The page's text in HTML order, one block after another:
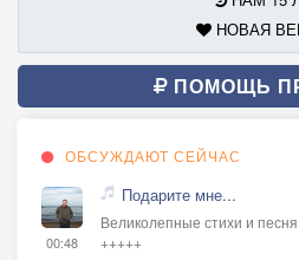
Смаж её там чем ни будь
Главное с собой взять
Если что то раздобудь
Да под конинчик
Ам ам ам блинчик
Напился в свинчик
НОВАЯ
ПОМОЩЬ
ОБСУЖДАЮТ СЕЙЧАС
00:48
Подарите мне...
Великолепные стихи и
+++++